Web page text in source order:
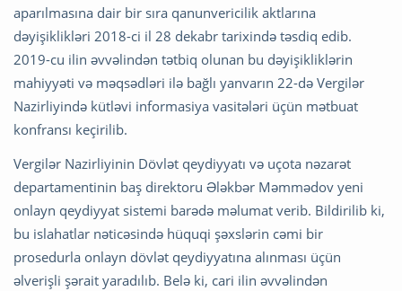
aparılmasına dair bir sıra qanunvericilik aktlarına
dəyişiklikləri 2018-ci il 28 dekabr tarixində təsdiq edib.
2019-cu ilin əvvəlindən tətbiq olunan bu dəyişikliklərin
mahiyyəti və məqsədləri ilə bağlı yanvarın 22-də Vergilər
Nazirliyində kütləvi informasiya vasitələri üçün mətbuat
konfransı keçirilib.
Vergilər Nazirliyinin Dövlət qeydiyyatı və uçota nəzarət
departamentinin baş direktoru Ələkbər Məmmədov yeni
onlayn qeydiyyat sistemi barədə məlumat verib. Bildirilib ki,
bu islahatlar nəticəsində hüquqi şəxslərin cəmi bir
prosedurla onlayn dövlət qeydiyyatına alınması üçün
əlverişli şərait yaradılıb. Belə ki, cari ilin əvvəlindən